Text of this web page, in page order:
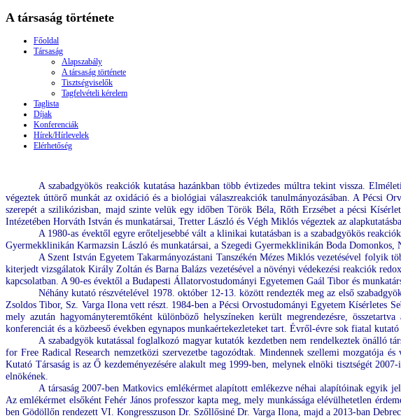
A társaság története
Főoldal
Társaság
Alapszabály
A társaság története
Tisztségviselők
Tagfelvételi kérelem
Taglista
Díjak
Konferenciák
Hírek/Hírlevelek
Elérhetőség
A szabadgyökös reakciók kutatása hazánkban több évtizedes múltra tekint vissza.
végeztek úttörő munkát az oxidáció és a biológiai válaszreakciók tanulmányozásában. A Pécsi
szerepét a szilikózisban, majd szinte velük egy időben Török Béla, Rőth Erzsébet a pécsi
Intézetében Horváth István és munkatársai, Tretter László és Végh Miklós végeztek az
A 1980-as évektől egyre erőteljesebbé vált a klinikai kutatásban is a szabadgyökös
Gyermekklinikán Karmazsin László és munkatársai, a Szegedi Gyermekklinikán Boda
A Szent István Egyetem Takarmányozástani Tanszékén Mézes Miklós vezetésével folyik
kiterjedt vizsgálatok Király Zoltán és Barna Balázs vezetésével a növényi védekezési reakciók
kapcsolatban. A 90-es évektől a Budapesti Állatorvostudományi Egyetemen Gaál Tibor és
Néhány kutató részvételével 1978. október 12-13. között rendezték meg az első
Zsoldos Tibor, Sz. Varga Ilona vett részt. 1984-ben a Pécsi Orvostudományi Egyetem Kísérletes
mely azután hagyományteremtőként különböző helyszíneken került megrendezésre,
konferenciát és a közbeeső években egynapos munkaértekezleteket tart. Évről-évre sok fiatal
A szabadgyök kutatással foglalkozó magyar kutatók kezdetben nem rendelkeztek önálló
for Free Radical Research nemzetközi szervezetbe tagozódtak. Mindennek szellemi mozgatója
Kutató Társaság is az Ő kezdeményezésére alakult meg 1999-ben, melynek elnöki tisztségét
elnökének.
A társaság 2007-ben Matkovics emlékérmet alapított emlékezve néhai alapítóinak egyik
Az emlékérmet elsőként Fehér János professzor kapta meg, mely munkássága elévülhetetlen
ben Gödöllőn rendezett VI. Kongresszuson Dr. Szőllősiné Dr. Varga Ilona, majd a 2013-ban